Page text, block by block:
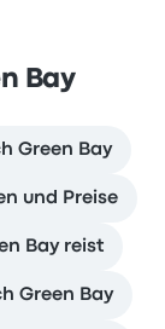
Bay
Green Bay
und Preise
Bay reist
Green Bay